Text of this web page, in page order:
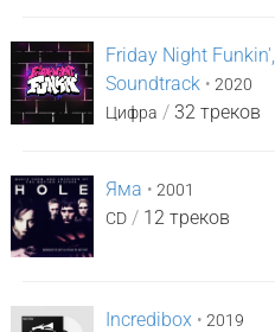
Friday Night
Soundtrack • 2020
Цифра / 32 треков
Яма • 2001
CD / 12 треков
Incredibox • 2019